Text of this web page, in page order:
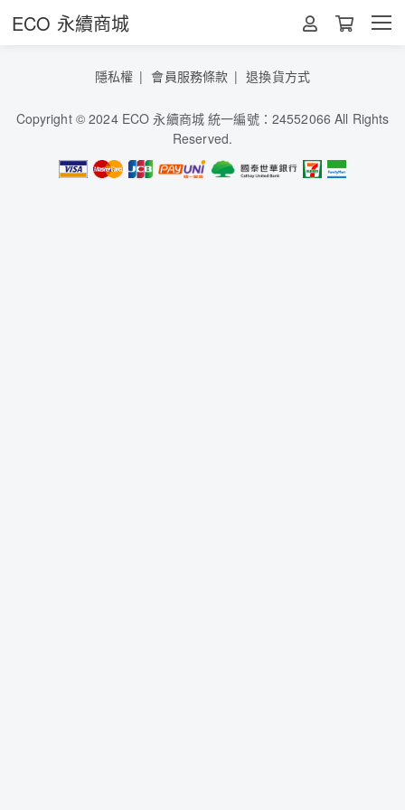
ECO 永續商城
隱私權 會員服務條款 退換貨方式
Copyright © 2024 ECO 永續商城 統一編號：24552066 All Rights
Reserved.